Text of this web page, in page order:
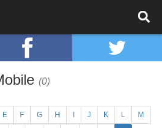
(0)
E F G H J K L M